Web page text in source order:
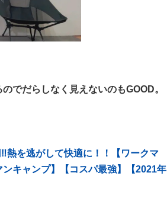
でだらしなく見えないのもGOOD。
熱を逃がして快適に！！【ワークマ
キャンプ】【コスパ最強】【2021年